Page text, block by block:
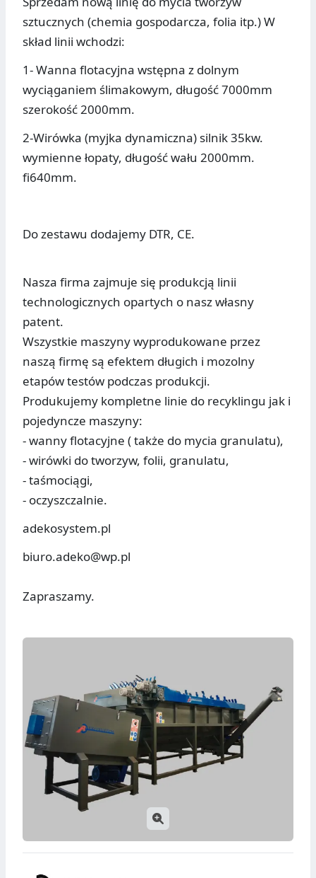
sztucznych (chemia gospodarcza, folia itp.) W
skład linii wchodzi:
1- Wanna flotacyjna wstępna z dolnym
wyciąganiem ślimakowym, długość 7000mm
szerokość 2000mm.
2-Wirówka (myjka dynamiczna) silnik 35kw.
wymienne łopaty, długość wału 2000mm.
fi640mm.
Do zestawu dodajemy DTR, CE.
Nasza firma zajmuje się produkcją linii
technologicznych opartych o nasz własny
patent.
Wszystkie maszyny wyprodukowane przez
naszą firmę są efektem długich i mozolny
etapów testów podczas produkcji.
Produkujemy kompletne linie do recyklingu jak i
pojedyncze maszyny:
- wanny flotacyjne ( także do mycia granulatu),
- wirówki do tworzyw, folii, granulatu,
- taśmociągi,
- oczyszczalnie.
adekosystem.pl
biuro.adeko@wp.pl
Zapraszamy.